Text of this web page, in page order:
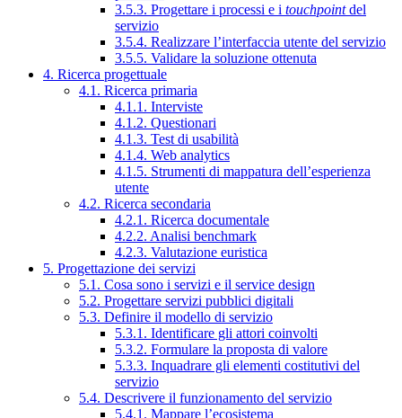
3.5.3. Progettare i processi e i touchpointdel
servizio
3.5.4. Realizzare l’interfaccia utente del servizio
3.5.5. Validare la soluzione ottenuta
4. Ricerca progettuale
4.1. Ricerca primaria
4.1.1. Interviste
4.1.2. Questionari
4.1.3. Test di usabilità
4.1.4. Web analytics
4.1.5. Strumenti di mappatura dell’esperienza
utente
4.2. Ricerca secondaria
4.2.1. Ricerca documentale
4.2.2. Analisi benchmark
4.2.3. Valutazione euristica
5. Progettazione dei servizi
5.1. Cosa sono i servizi e il service design
5.2. Progettare servizi pubblici digitali
5.3. Definire il modello di servizio
5.3.1. Identificare gli attori coinvolti
5.3.2. Formulare la proposta di valore
5.3.3. Inquadrare gli elementi costitutivi del
servizio
5.4. Descrivere il funzionamento del servizio
5.4.1. Mappare l’ecosistema